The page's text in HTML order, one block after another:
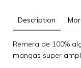
Description
Remera de 100%
mangas super